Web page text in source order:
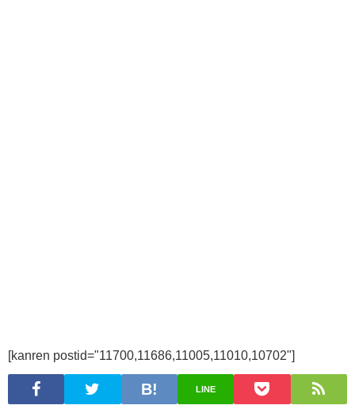
[kanren postid="11700,11686,11005,11010,10702"]
LINE